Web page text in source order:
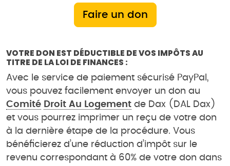
Faire un don
VOTRE DON EST DÉDUCTIBLE DE VOS IMPÔTS AU
TITRE DE LA LOI DE FINANCES :
Avec le service de paiement sécurisé PayPal,
vous pouvez facilement envoyer un don au
Comité Droit Au Logement de Dax (DAL Dax)
et vous pourrez imprimer un reçu de votre don
à la dernière étape de la procédure. Vous
bénéficierez d’une réduction d’impôt sur le
revenu correspondant à 60% de votre don dans